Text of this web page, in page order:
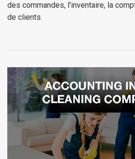
des commandes, l'inventaire, la
de clients.